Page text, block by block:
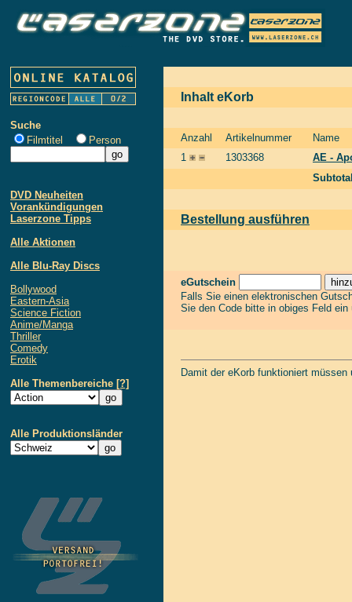
Suche
Filmtitel
Person
DVD Neuheiten
Vorankündigungen
Laserzone Tipps
Alle Aktionen
Alle Blu-Ray Discs
Bollywood
Eastern-Asia
Science Fiction
Anime/Manga
Thriller
Comedy
Erotik
Alle Themenbereiche [?]
Alle Produktionsländer
Inhalt eKorb
Anzahl Artikelnummer
Name
1
1303368
AE -
Bestellung ausführen
eGutschein
Falls Sie einen elektronischen
Sie den Code bitte in obiges Feld
Damit der eKorb funktioniert